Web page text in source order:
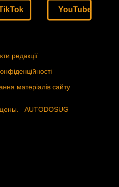
YouTube
редакції
матеріалів сайту
AUTODOSUG